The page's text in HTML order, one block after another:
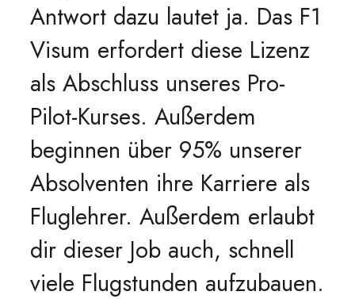
Antwort dazu lautet ja. Das F1
Visum erfordert diese Lizenz
als Abschluss unseres Pro-
Pilot-Kurses. Außerdem
beginnen über 95% unserer
Absolventen ihre Karriere als
Fluglehrer. Außerdem erlaubt
dir dieser Job auch, schnell
viele Flugstunden aufzubauen.